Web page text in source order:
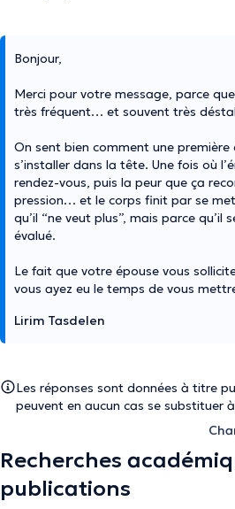
Bonjour,
Merci pour votre message, parce
très fréquent… et souvent très
On sent bien comment une
s’installer dans la tête. Une fois où
rendez-vous, puis la peur que ça
pression… et le corps finit par se
qu’il “ne veut plus”, mais parce qu’il
évalué.
Le fait que votre épouse vous
vous ayez eu le temps de vous
Lirim Tasdelen
Les réponses sont données à titre
peuvent en aucun cas se substituer
Recherches
publications